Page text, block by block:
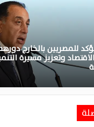
للمصريين بالخارج
وتعزيز مسيرة